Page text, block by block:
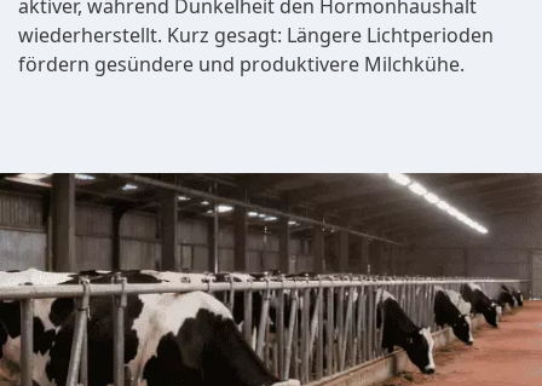
aktiver, während Dunkelheit den Hormonhaushalt
wiederherstellt. Kurz gesagt: Längere Lichtperioden
fördern gesündere und produktivere Milchkühe.